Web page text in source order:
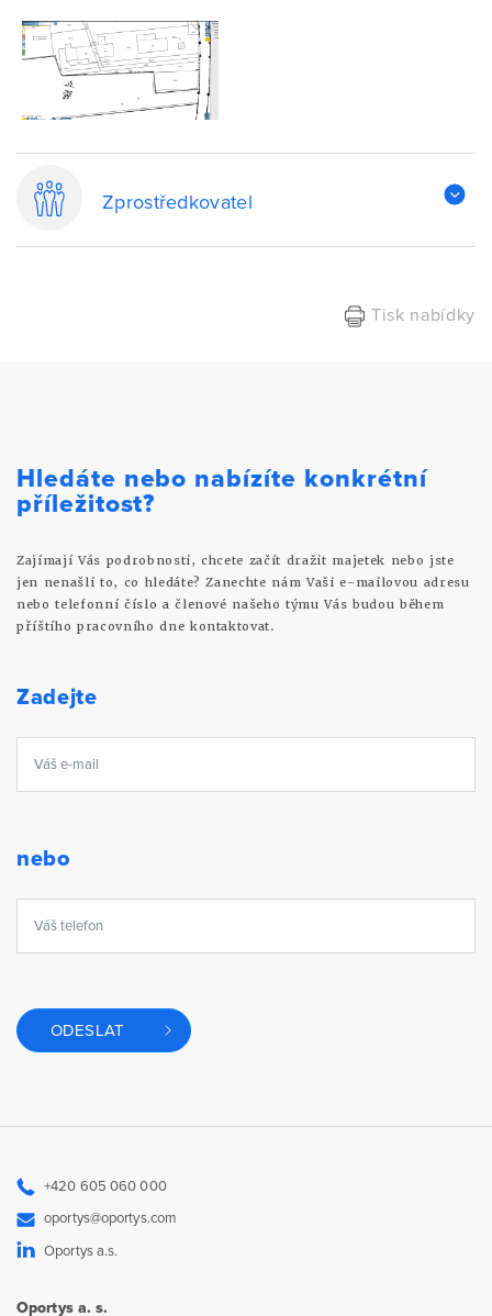
Zprostředkovatel
Tisk nabídky
Hledáte nebo nabízíte konkrétní
příležitost?
Zajímají Vás podrobnosti, chcete začít dražit majetek nebo jste
jen nenašli to, co hledáte? Zanechte nám Vaši e-mailovou adresu
nebo telefonní číslo a členové našeho týmu Vás budou během
příštího pracovního dne kontaktovat.
Zadejte
nebo
ODESLAT
+420 605 060 000
oportys@oportys.com
Oportys a.s.
Oportys a. s.